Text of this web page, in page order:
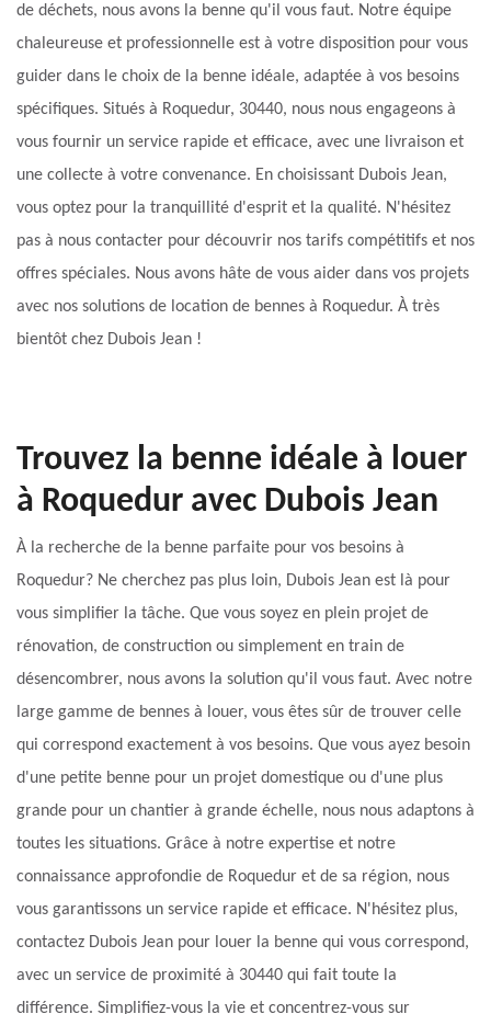
de déchets, nous avons la benne qu'il vous faut. Notre équipe
chaleureuse et professionnelle est à votre disposition pour vous
guider dans le choix de la benne idéale, adaptée à vos besoins
spécifiques. Situés à Roquedur, 30440, nous nous engageons à
vous fournir un service rapide et efficace, avec une livraison et
une collecte à votre convenance. En choisissant Dubois Jean,
vous optez pour la tranquillité d'esprit et la qualité. N'hésitez
pas à nous contacter pour découvrir nos tarifs compétitifs et nos
offres spéciales. Nous avons hâte de vous aider dans vos projets
avec nos solutions de location de bennes à Roquedur. À très
bientôt chez Dubois Jean !
Trouvez la benne idéale à louer
à Roquedur avec Dubois Jean
À la recherche de la benne parfaite pour vos besoins à
Roquedur? Ne cherchez pas plus loin, Dubois Jean est là pour
vous simplifier la tâche. Que vous soyez en plein projet de
rénovation, de construction ou simplement en train de
désencombrer, nous avons la solution qu'il vous faut. Avec notre
large gamme de bennes à louer, vous êtes sûr de trouver celle
qui correspond exactement à vos besoins. Que vous ayez besoin
d'une petite benne pour un projet domestique ou d'une plus
grande pour un chantier à grande échelle, nous nous adaptons à
toutes les situations. Grâce à notre expertise et notre
connaissance approfondie de Roquedur et de sa région, nous
vous garantissons un service rapide et efficace. N'hésitez plus,
contactez Dubois Jean pour louer la benne qui vous correspond,
avec un service de proximité à 30440 qui fait toute la
différence. Simplifiez-vous la vie et concentrez-vous sur